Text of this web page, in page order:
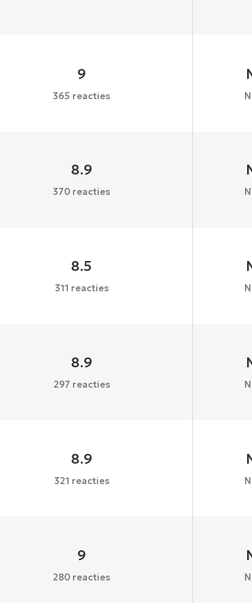
9
365 reacties
8.9
370 reacties
8.5
311 reacties
8.9
297 reacties
8.9
321 reacties
9
280 reacties